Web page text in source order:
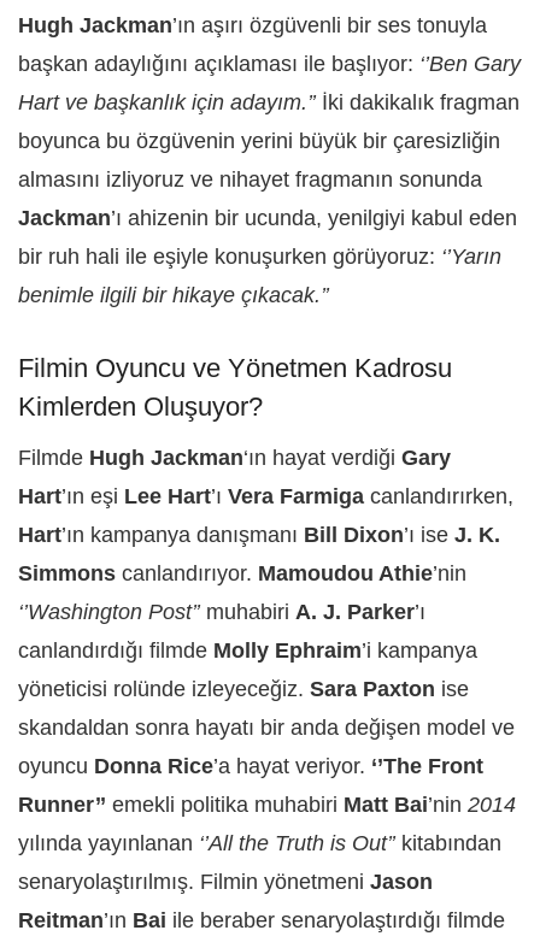
Hugh Jackman’ın aşırı özgüvenli bir ses tonuyla
başkan adaylığını açıklaması ile başlıyor: ‘’Ben Gary
Hart ve başkanlık için adayım.’’İki dakikalık fragman
boyunca bu özgüvenin yerini büyük bir çaresizliğin
almasını izliyoruz ve nihayet fragmanın sonunda
Jackman’ı ahizenin bir ucunda, yenilgiyi kabul eden
bir ruh hali ile eşiyle konuşurken görüyoruz: ‘’Yarın
benimle ilgili bir hikaye çıkacak.’’
Filmin Oyuncu ve Yönetmen Kadrosu
Kimlerden Oluşuyor?
Filmde Hugh Jackman‘ın hayat verdiği Gary
Hart’ın eşi Lee Hart’ı Vera Farmiga canlandırırken,
Hart’ın kampanya danışmanı Bill Dixon’ı ise J. K.
Simmons canlandırıyor. Mamoudou Athie’nin
‘’Washington Post’’muhabiri A. J. Parker’ı
canlandırdığı filmde Molly Ephraim’i kampanya
yöneticisi rolünde izleyeceğiz. Sara Paxton ise
skandaldan sonra hayatı bir anda değişen model ve
oyuncu Donna Rice’a hayat veriyor. ‘’The Front
Runner’’ emekli politika muhabiri Matt Bai’nin 2014
yılında yayınlanan ‘’All the Truth is Out’’kitabından
senaryolaştırılmış. Filmin yönetmeni Jason
Reitman’ın Bai ile beraber senaryolaştırdığı filmde